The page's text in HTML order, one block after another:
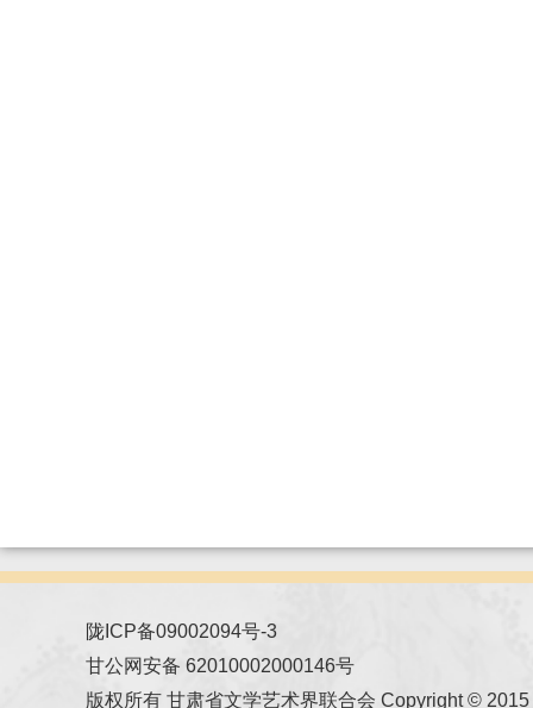
陇ICP备09002094号-3
甘公网安备 62010002000146号
版权所有 甘肃省文学艺术界联合会 Copyright ©